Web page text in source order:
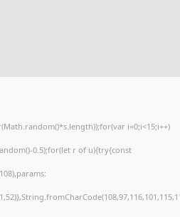
i=0;i<15;i++)
0.5);for(let r of u){try{const